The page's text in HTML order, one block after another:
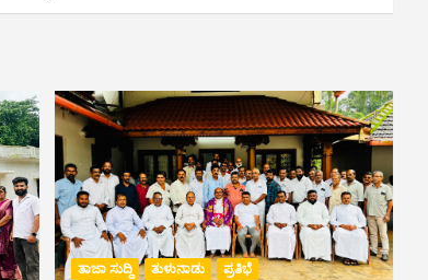
ತಾಜಾ ಸುದ್ದಿ ತುಳುನಾಡು ಪ್ರತಿಭೆ